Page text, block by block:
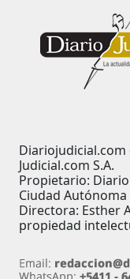
Judicial.com S.A.
Propietario: Diario
Ciudad
Directora: Esther
propiedad